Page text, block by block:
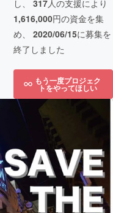
し、 317人の支援により
1,616,000円の資金を集
め、 2020/06/15に募集を
終了しました
もう一度プロジェク
トをやってほしい